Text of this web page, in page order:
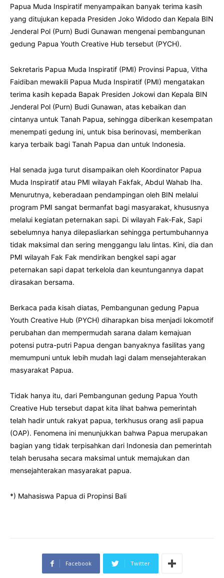
Papua Muda Inspiratif menyampaikan banyak terima kasih
yang ditujukan kepada Presiden Joko Widodo dan Kepala BIN
Jenderal Pol (Purn) Budi Gunawan mengenai pembangunan
gedung Papua Youth Creative Hub tersebut (PYCH).
Sekretaris Papua Muda Inspiratif (PMI) Provinsi Papua, Vitha
Faidiban mewakili Papua Muda Inspiratif (PMI) mengatakan
terima kasih kepada Bapak Presiden Jokowi dan Kepala BIN
Jenderal Pol (Purn) Budi Gunawan, atas kebaikan dan
cintanya untuk Tanah Papua, sehingga diberikan kesempatan
menempati gedung ini, untuk bisa berinovasi, memberikan
karya terbaik bagi Tanah Papua dan untuk Indonesia.
Hal senada juga turut disampaikan oleh Koordinator Papua
Muda Inspiratif atau PMI wilayah Fakfak, Abdul Wahab Iha.
Menurutnya, keberadaan pendampingan oleh BIN melalui
program PMI sangat bermanfat bagi masyarakat, khususnya
melalui kegiatan peternakan sapi. Di wilayah Fak-Fak, Sapi
sebelumnya hanya dilepasliarkan sehingga pertumbuhannya
tidak maksimal dan sering menggangu lalu lintas. Kini, dia dan
PMI wilayah Fak Fak mendirikan bengkel sapi agar
peternakan sapi dapat terkelola dan keuntungannya dapat
dirasakan bersama.
Berkaca pada kisah diatas, Pembangunan gedung Papua
Youth Creative Hub (PYCH) diharapkan bisa menjadi lokomotif
perubahan dan mempermudah sarana dalam kemajuan
potensi putra-putri Papua dengan banyaknya fasilitas yang
memumpuni untuk lebih mudah lagi dalam mensejahterakan
masyarakat Papua.
Tidak hanya itu, dari Pembangunan gedung Papua Youth
Creative Hub tersebut dapat kita lihat bahwa pemerintah
telah hadir untuk rakyat papua, terkhusus orang asli papua
(OAP). Fenomena ini menunjukkan bahwa Papua merupakan
bagian yang tidak terpisahkan dari Indonesia dan pemerintah
telah berusaha secara maksimal untuk memajukan dan
mensejahterakan masyarakat papua.
*) Mahasiswa Papua di Propinsi Bali
Facebook Twitter